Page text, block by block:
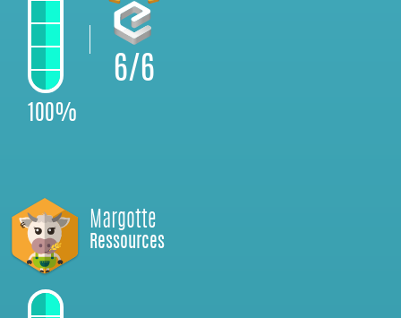
100%
6/6
Margotte
Ressources